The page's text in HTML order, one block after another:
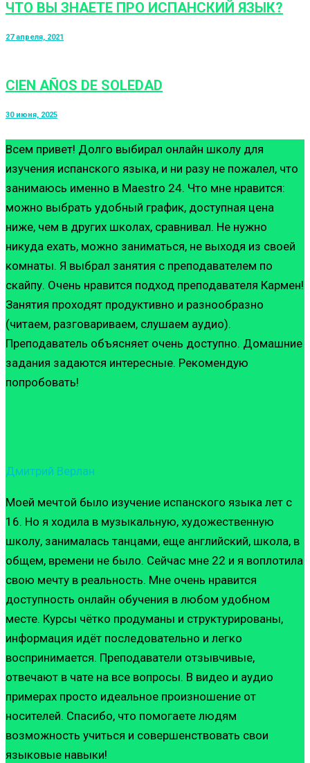
ЧТО ВЫ ЗНАЕТЕ ПРО ИСПАНСКИЙ ЯЗЫК?
27 апреля, 2021
CIEN AÑOS DE SOLEDAD
30 июня, 2025
Всем привет! Долго выбирал онлайн школу для
изучения испанского языка, и ни разу не пожалел, что
занимаюсь именно в Maestro 24. Что мне нравится:
можно выбрать удобный график, доступная цена
ниже, чем в других школах, сравнивал. Не нужно
никуда ехать, можно заниматься, не выходя из своей
комнаты. Я выбрал занятия с преподавателем по
скайпу. Очень нравится подход преподавателя Кармен!
Занятия проходят продуктивно и разнообразно
(читаем, разговариваем, слушаем аудио).
Преподаватель объясняет очень доступно. Домашние
задания задаются интересные. Рекомендую
попробовать!
Дмитрий Верлан
Моей мечтой было изучение испанского языка лет с
16. Но я ходила в музыкальную, художественную
школу, занималась танцами, еще английский, школа, в
общем, времени не было. Сейчас мне 22 и я воплотила
свою мечту в реальность. Мне очень нравится
доступность онлайн обучения в любом удобном
месте. Курсы чётко продуманы и структурированы,
информация идёт последовательно и легко
воспринимается. Преподаватели отзывчивые,
отвечают в чате на все вопросы. В видео и аудио
примерах просто идеальное произношение от
носителей. Спасибо, что помогаете людям
возможность учиться и совершенствовать свои
языковые навыки!